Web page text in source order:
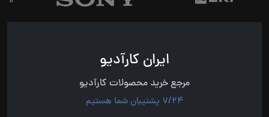
ایران کارآدیو
مرجع خرید محصولات کارآدیو
7/24 پشتیبان شما هستیم